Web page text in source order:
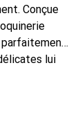
Conçue
parfaitement
lui